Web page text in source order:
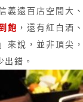
義遠百店空間大
飽 ，還有紅白酒
來說，並非頂尖
錯。